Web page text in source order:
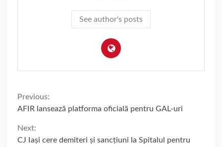
See author's posts
Continue
Reading
Previous:
AFIR lansează platforma oficială pentru GAL-uri
Next:
CJ Iași cere demiteri și sancțiuni la Spitalul pentru